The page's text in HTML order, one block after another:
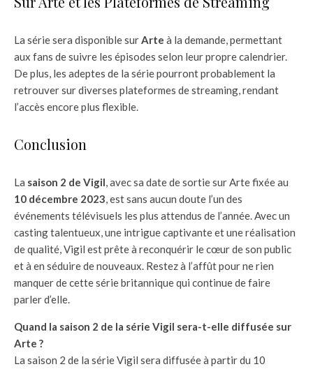
La série sera disponible surArte à la demande, permettant
aux fans de suivre les épisodes selon leur propre calendrier.
De plus, les adeptes de la série pourront probablement la
retrouver sur diverses plateformes de streaming, rendant
l’accès encore plus flexible.
Conclusion
La saison 2 de Vigil, avec sa date de sortie sur Arte fixée au
10 décembre 2023, est sans aucun doute l’un des
événements télévisuels les plus attendus de l’année. Avec un
casting talentueux, une intrigue captivante et une réalisation
de qualité, Vigil est prête à reconquérir le cœur de son public
et à en séduire de nouveaux. Restez à l’affût pour ne rien
manquer de cette série britannique qui continue de faire
parler d’elle.
Quand la saison 2 de la série Vigil sera-t-elle diffusée sur
Arte ?
La saison 2 de la série Vigil sera diffusée à partir du 10